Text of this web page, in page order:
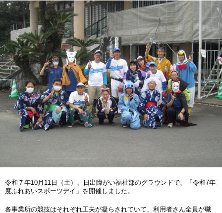
令和７年10月11日（土）、日出障がい福祉部のグラウンドで、「令和7年
度ふれあいスポーツデイ」を開催しました。
各事業所の競技はそれぞれ工夫が凝らされていて、利用者さん全員が職